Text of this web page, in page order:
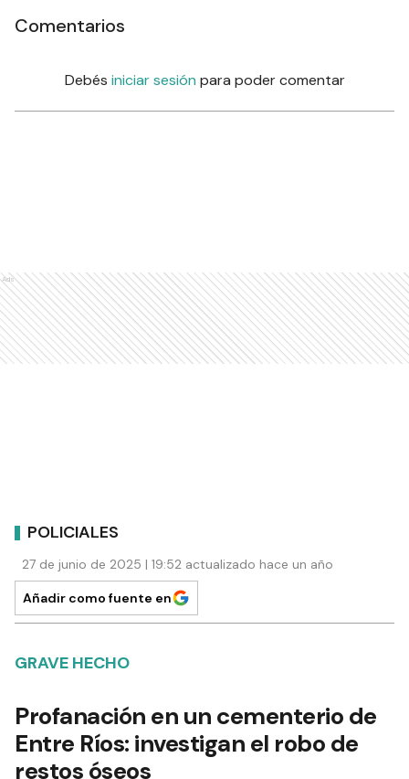
Comentarios
Debés iniciar sesión para poder comentar
Ads
POLICIALES
27 de junio de 2025 | 19:52 actualizado hace un año
Añadir como fuente en
GRAVE HECHO
Profanación en un cementerio de
Entre Ríos: investigan el robo de
restos óseos